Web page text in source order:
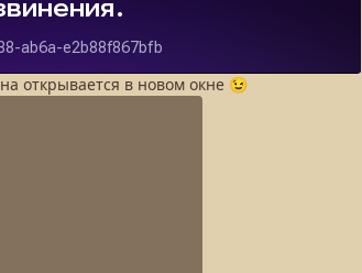
открывается в новом окне 😉